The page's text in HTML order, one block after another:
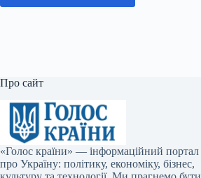
Про сайт
«Голос країни» — інформаційний портал
про Україну: політику, економіку, бізнес,